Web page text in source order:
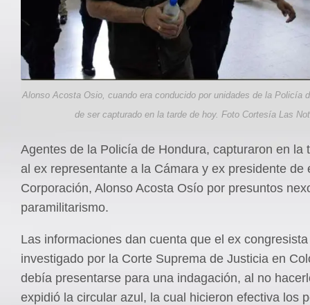
Alonso Acosta Osio, cuando era conducido por unidades de la Policía
de ser capturado en la tarde de hoy. Foto Cortesía Las
Agentes de la Policía de Hondura, capturaron en la
al ex representante a la Cámara y ex presidente de
Corporación, Alonso Acosta Osío por presuntos
paramilitarismo.
Las informaciones dan cuenta que el ex
investigado por la Corte Suprema de Justicia en
debía presentarse para una indagación, al no
expidió la circular azul, la cual hicieron efectiva los